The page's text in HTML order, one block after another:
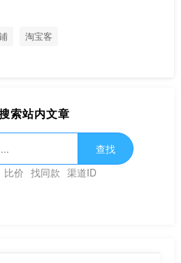
淘宝客
索站内文章
查找
比价 找同款 渠道ID